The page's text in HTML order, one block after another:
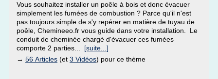
Vous souhaitez installer un poêle à bois et donc évacuer
simplement les fumées de combustion ? Parce qu'il n'est
pas toujours simple de s'y repérer en matière de tuyau de
poêle, Chemineeo.fr vous guide dans votre installation. Le
conduit de cheminée chargé d'évacuer ces fumées
comporte 2 parties... [suite...]
→ 56 Articles (et 3 Vidéos) pour ce thème